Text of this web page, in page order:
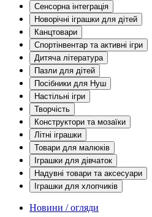
Сенсорна інтеграція
Новорічні іграшки для дітей
Канцтовари
Спортінвентар та активні ігри
Дитяча література
Пазли для дітей
Посібники для Нуш
Настільні ігри
Творчість
Конструктори та мозаїки
Літні іграшки
Товари для малюків
Іграшки для дівчаток
Надувні товари та аксесуари
Іграшки для хлопчиків
Новини / огляди